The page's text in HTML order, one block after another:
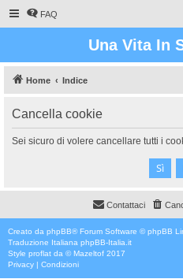
FAQ
Una Vita In
Home Indice
Cancella cookie
Sei sicuro di volere cancellare tutti i
Contattaci
Creato da phpBB® Forum Software © phpBB
Traduzione Italiana phpBB-Italia.it
Style proflat da ©Mazeltof 2017
Privacy | Condizioni